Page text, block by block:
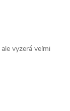
vyzerá veľmi